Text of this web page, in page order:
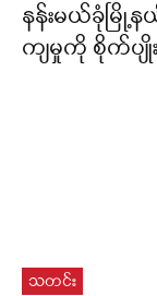
နန်းမယ်ခုံမြို့န
ကျမှုကို စိုက်ပ
သတင်း